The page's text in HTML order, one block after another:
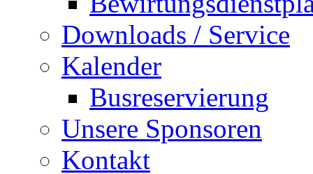
Downloads / Service
Kalender
Busreservierung
Unsere Sponsoren
Kontakt